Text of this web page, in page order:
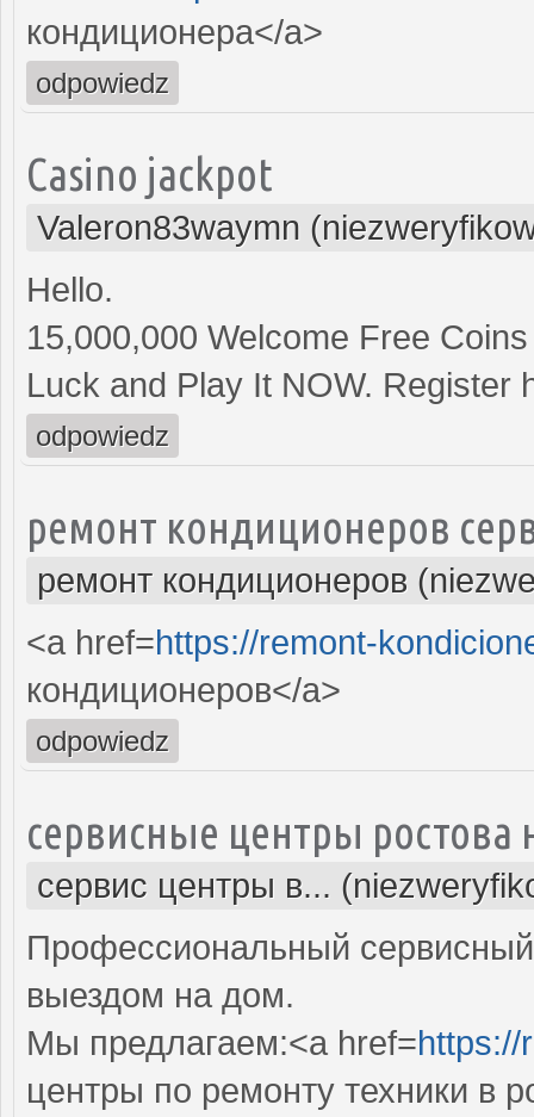
кондиционера</a>
odpowiedz
Casino jackpot
Valeron83waymn
Hello.
15,000,000 Welcome Free
Luck and Play It NOW. Register
odpowiedz
ремонт кондиционеров
ремонт кондиционеров
<a href=https://remont-
кондиционеров</a>
odpowiedz
сервисные центры ростова
сервис центры в...
Профессиональный
выездом на дом.
Мы предлагаем:<a href=https://
центры по ремонту техники в